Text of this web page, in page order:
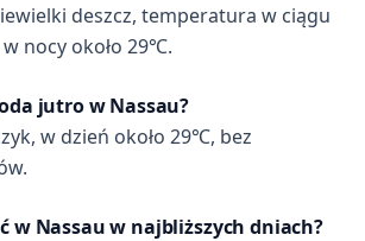
deszcz, temperatura w ciągu
nocy około 29℃.
jutro w Nassau?
w dzień około 29℃, bez
w Nassau w najbliższych dniach?